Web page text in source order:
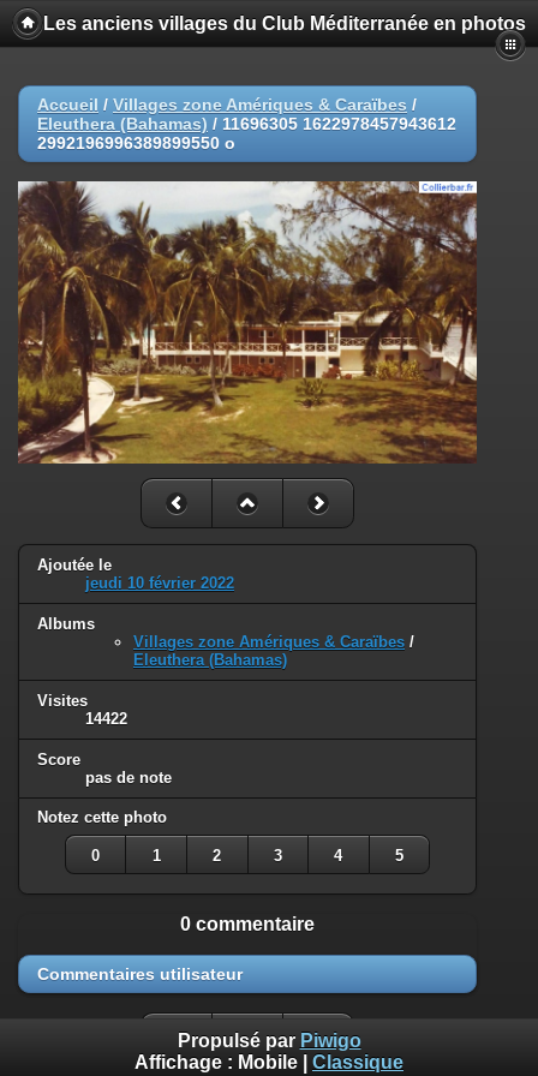
Les anciens villages du Club Méditerranée en photos
Accueil / Villages zone Amériques & Caraïbes /
Eleuthera (Bahamas) / 11696305 1622978457943612
2992196996389899550 o
Ajoutée le
jeudi 10 février 2022
Albums
Villages zone Amériques & Caraïbes /
Eleuthera (Bahamas)
Visites
14422
Score
pas de note
Notez cette photo
0 1 2 3 4 5
0 commentaire
Commentaires utilisateur
Propulsé par Piwigo
Affichage : Mobile Classique